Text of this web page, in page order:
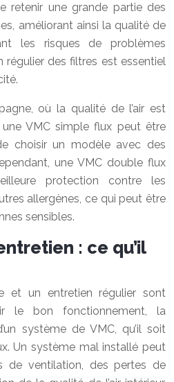
retenir une grande partie des
améliorant ainsi la qualité de
les risques de problèmes
régulier des filtres est essentiel
où la qualité de l’air est
une VMC simple flux peut être
choisir un modèle avec des
une VMC double flux
protection contre les
allergènes, ce qui peut être
sensibles.
: ce qu’il
et un entretien régulier sont
le bon fonctionnement, la
système de VMC, qu’il soit
Un système mal installé peut
de ventilation, des pertes de